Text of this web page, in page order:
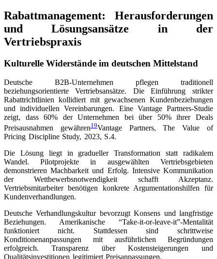
Rabattmanagement: Herausforderungen
und Lösungsansätze in der
Vertriebspraxis
Kulturelle Widerstände im deutschen Mittelstand
Deutsche B2B-Unternehmen pflegen traditionell
beziehungsorientierte Vertriebsansätze. Die Einführung strikter
Rabattrichtlinien kollidiert mit gewachsenen Kundenbeziehungen
und individuellen Vereinbarungen. Eine Vantage Partners-Studie
zeigt, dass 60% der Unternehmen bei über 50% ihrer Deals
Preisausnahmen gewähren19Vantage Partners, The Value of
Pricing Discipline Study, 2023, S.4.
Die Lösung liegt in gradueller Transformation statt radikalem
Wandel. Pilotprojekte in ausgewählten Vertriebsgebieten
demonstrieren Machbarkeit und Erfolg. Intensive Kommunikation
der Wettbewerbsnotwendigkeit schafft Akzeptanz.
Vertriebsmitarbeiter benötigen konkrete Argumentationshilfen für
Kundenverhandlungen.
Deutsche Verhandlungskultur bevorzugt Konsens und langfristige
Beziehungen. Amerikanische “Take-it-or-leave-it”-Mentalität
funktioniert nicht. Stattdessen sind schrittweise
Konditionenanpassungen mit ausführlichen Begründungen
erfolgreich. Transparenz über Kostensteigerungen und
Qualitätsinvestitionen legitimiert Preisanpassungen.